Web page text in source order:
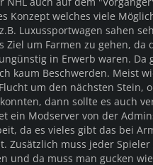
Konzept welches viele
Luxussportwagen sahen
Ziel um Farmen zu gehen, da
in Erwerb waren. Da
kaum Beschwerden. Meist
um den nächsten Stein,
dann sollte es auch
ein Modserver von der
da es vieles gibt das bei
Zusätzlich muss jeder Spieler
und da muss man gucken